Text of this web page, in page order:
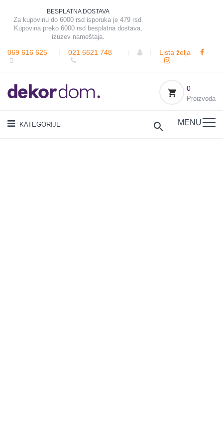
BESPLATNA DOSTAVA
Za kupovinu do 6000 rsd isporuka je 479 rsd.
Kupovina preko 6000 rsd besplatna dostava,
izuzev nameštaja.
069 616 625 021 6621 748 Lista želja
0
Proizvoda
KATEGORIJE MENU